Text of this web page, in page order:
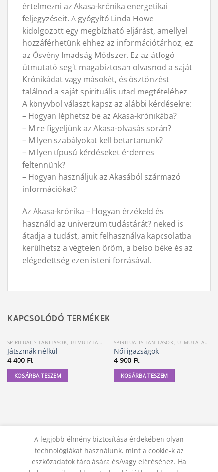
értelmezni az Akasa-krónika energetikai
feljegyzéseit. A gyógyító Linda Howe
kidolgozott egy megbízható eljárást, amellyel
hozzáférhetünk ehhez az információtárhoz; ez
az Ösvény Imádság Módszer. Ez az átfogó
útmutató segít magabiztosan olvasnod a saját
Krónikádat vagy másokét, és ösztönzést
találnod a saját spirituális utad megtételéhez.
A könyvbol választ kapsz az alábbi kérdésekre:
– Hogyan léphetsz be az Akasa-krónikába?
– Mire figyeljünk az Akasa-olvasás során?
– Milyen szabályokat kell betartanunk?
– Milyen típusú kérdéseket érdemes
feltennünk?
– Hogyan használjuk az Akasából származó
információkat?
Az Akasa-krónika – Hogyan érzékeld és
használd az univerzum tudástárát? neked is
átadja a tudást, amit felhasználva kapcsolatba
kerülhetsz a végtelen öröm, a belso béke és az
elégedettség ezen isteni forrásával.
KAPCSOLÓDÓ TERMÉKEK
SPIRITUÁLIS TANÍTÁSOK, ÚTMUTATÁSOK
Játszmák nélkül
4 400 Ft
KOSÁRBA TESZEM
SPIRITUÁLIS TANÍTÁSOK, ÚTMUTATÁSOK
Női igazságok
4 900 Ft
KOSÁRBA TESZEM
A legjobb élmény biztosítása érdekében olyan
technológiákat használunk, mint a cookie-k az
eszközadatok tárolására és/vagy eléréséhez. Ha